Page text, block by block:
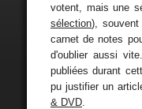
votent, mais une
sélection), souvent
carnet de notes
d'oublier aussi
publiées durant
pu justifier un
& DVD